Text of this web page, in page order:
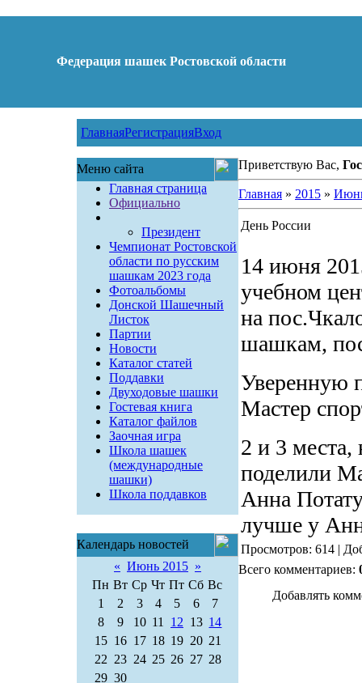
Федерация шашек Ростовской области
ГлавнаяРегистрацияВход
Меню сайта
Главная страница
Официально
Президент
Чемпионат Ростовской
области по русским
шашкам 2023 года
Фотоальбомы
Донской Шашечный
Листок
Партии
Новости
Каталог статей
Поддавки
Двуходовые шашки
Гостевая книга
Каталог файлов
Заочная игра
Школа шашек
(международные
шашки)
Школа поддавков
Календарь новостей
« Июнь 2015 »
Пн Вт Ср Чт Пт Сб Вс
1
2 3 4 5 6
7
8
9 10 11 12 13 14
15 16 17 18 19 20 21
22 23 24 25 26 27 28
29 30
Приветствую Вас,
Главная» 2015 »
День России
14 июня
учебном
на
шашкам,
Уверенную
Мастер
2 и 3 места,
поделили
Анна
лучше у
Просмотров: 614 |
Всего комментариев:
Добавлять